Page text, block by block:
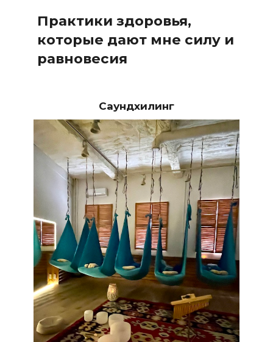
Практики здоровья,
которые дают мне силу и
равновесия
Саундхилинг